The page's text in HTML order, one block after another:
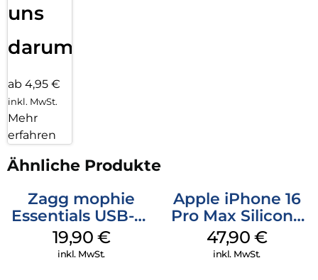
uns
darum!
ab 4,95 €
inkl. MwSt.
Mehr
erfahren
Ähnliche Produkte
Zagg mophie
Essentials USB-C-
20W Charger PD
Weiß
19,90 €
inkl. MwSt.
Apple iPhone 16
Pro Max Silicone
Case MagSafe
Black
47,90 €
inkl. MwSt.